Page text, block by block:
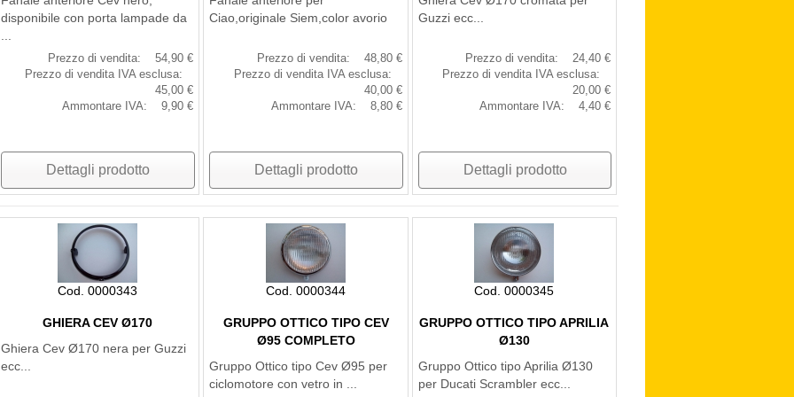
disponibile con porta lampade da
Prezzo di vendita:
54,90 €
Prezzo di vendita IVA esclusa:
45,00 €
Ammontare IVA:
9,90 €
Dettagli prodotto
Ciao,originale Siem,color avorio
Prezzo di vendita:
48,80 €
Prezzo di vendita IVA esclusa:
40,00 €
Ammontare IVA:
8,80 €
Dettagli prodotto
Guzzi ecc...
Prezzo di vendita:
24,40 €
Prezzo di vendita IVA esclusa:
20,00 €
Ammontare IVA:
4,40 €
Dettagli prodotto
Cod. 0000343
GHIERA CEV Ø170
Ghiera Cev Ø170 nera per Guzzi
ecc...
Cod. 0000344
GRUPPO OTTICO TIPO CEV
Ø95 COMPLETO
Gruppo Ottico tipo Cev Ø95 per
ciclomotore con vetro in ...
Cod. 0000345
GRUPPO OTTICO TIPO APRILIA
Ø130
Gruppo Ottico tipo Aprilia Ø130
per Ducati Scrambler ecc...